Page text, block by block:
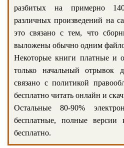
разбитых на примерно
различных произведений на
это связано с тем, что
выложены обычно одним
Некоторые книги платные и
только начальный отрывок
связано с политикой
бесплатно читать онлайн и
Остальные 80-90%
бесплатные, полные версии
бесплатно.